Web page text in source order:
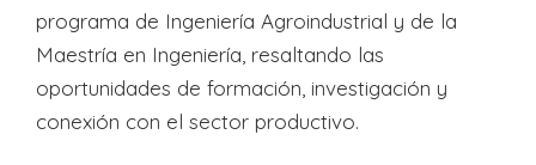
programa de Ingeniería Agroindustrial y de la
Maestría en Ingeniería, resaltando las
oportunidades de formación, investigación y
conexión con el sector productivo.